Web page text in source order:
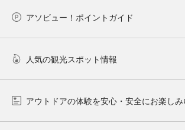
アソビュー！ポイントガイド
人気の観光スポット情報
アウトドアの体験を安心・安全にお楽し